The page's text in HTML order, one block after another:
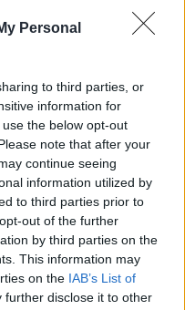
Personal
to third parties, or
information for
the below opt-out
note that after your
continue seeing
information utilized by
to third parties prior to
out of the further
by third parties on the
This information may
on the IAB’s List of
further disclose it to other